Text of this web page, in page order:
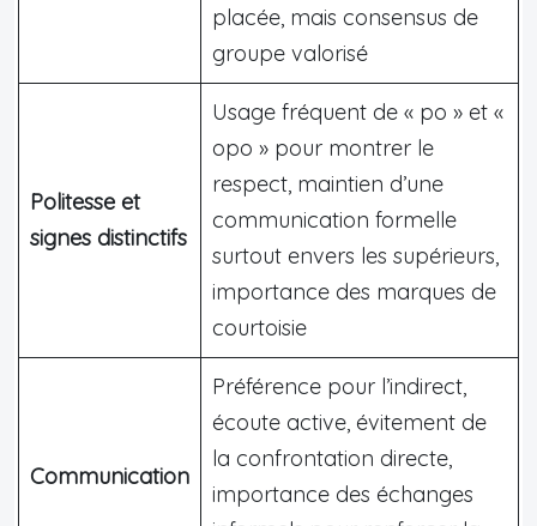
placée, mais consensus de
groupe valorisé
Politesse et
signes distinctifs
Usage fréquent de « po » et «
opo » pour montrer le
respect, maintien d’une
communication formelle
surtout envers les supérieurs,
importance des marques de
courtoisie
Communication
Préférence pour l’indirect,
écoute active, évitement de
la confrontation directe,
importance des échanges